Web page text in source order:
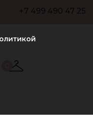
+7 499 490 47 25